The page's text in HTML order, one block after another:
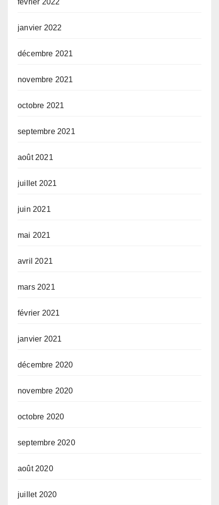
janvier 2022
décembre 2021
novembre 2021
octobre 2021
septembre 2021
août 2021
juillet 2021
juin 2021
mai 2021
avril 2021
mars 2021
février 2021
janvier 2021
décembre 2020
novembre 2020
octobre 2020
septembre 2020
août 2020
juillet 2020